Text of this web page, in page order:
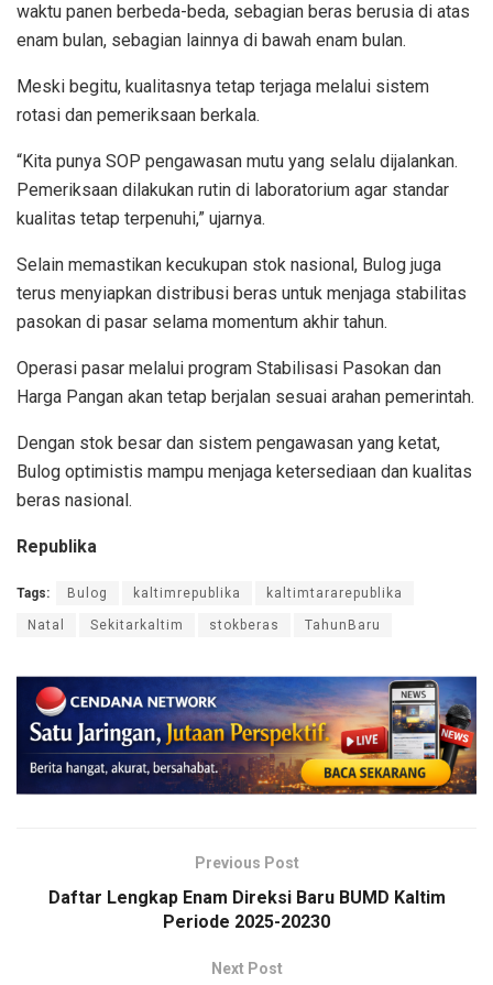
waktu panen berbeda-beda, sebagian beras berusia di atas
enam bulan, sebagian lainnya di bawah enam bulan.
Meski begitu, kualitasnya tetap terjaga melalui sistem
rotasi dan pemeriksaan berkala.
“Kita punya SOP pengawasan mutu yang selalu dijalankan.
Pemeriksaan dilakukan rutin di laboratorium agar standar
kualitas tetap terpenuhi,” ujarnya.
Selain memastikan kecukupan stok nasional, Bulog juga
terus menyiapkan distribusi beras untuk menjaga stabilitas
pasokan di pasar selama momentum akhir tahun.
Operasi pasar melalui program Stabilisasi Pasokan dan
Harga Pangan akan tetap berjalan sesuai arahan pemerintah.
Dengan stok besar dan sistem pengawasan yang ketat,
Bulog optimistis mampu menjaga ketersediaan dan kualitas
beras nasional.
Republika
Tags: Bulog kaltimrepublika kaltimtararepublika
Natal Sekitarkaltim stokberas TahunBaru
Previous Post
Daftar Lengkap Enam Direksi Baru BUMD Kaltim
Periode 2025-20230
Next Post